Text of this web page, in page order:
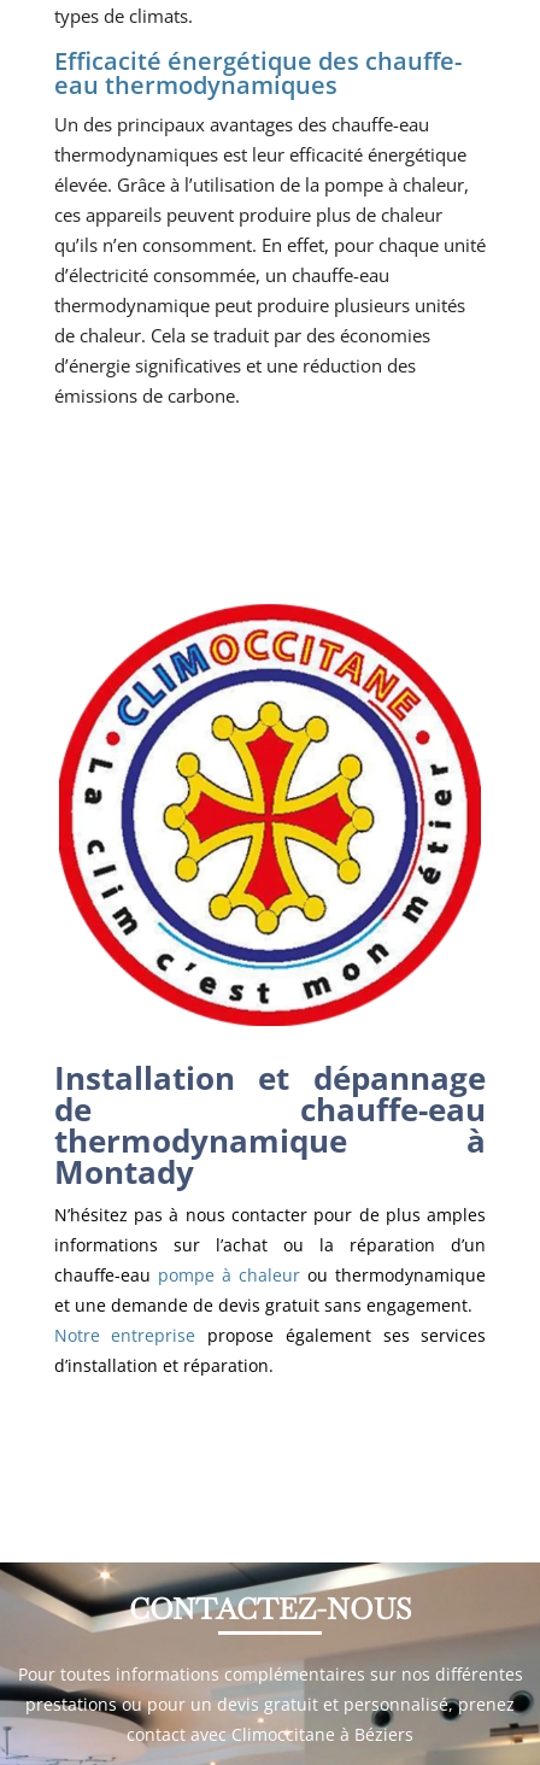
types de climats.
Efficacité énergétique des chauffe-
eau thermodynamiques
Un des principaux avantages des chauffe-eau
thermodynamiques est leur efficacité énergétique
élevée. Grâce à l’utilisation de la pompe à chaleur,
ces appareils peuvent produire plus de chaleur
qu’ils n’en consomment. En effet, pour chaque unité
d’électricité consommée, un chauffe-eau
thermodynamique peut produire plusieurs unités
de chaleur. Cela se traduit par des économies
d’énergie significatives et une réduction des
émissions de carbone.
Installation et dépannage
de chauffe-eau
thermodynamique à
Montady
N’hésitez pas à nous contacter pour de plus amples
informations sur l’achat ou la réparation d’un
chauffe-eau pompe à chaleur ou thermodynamique
et une demande de devis gratuit sans engagement.
Notre entreprise propose également ses services
d’installation et réparation.
CONTACTEZ-NOUS
Pour toutes informations complémentaires sur nos différentes
prestations ou pour un devis gratuit et personnalisé, prenez
contact avec Climoccitane à Béziers